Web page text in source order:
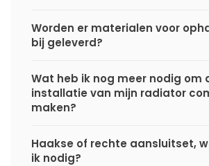
Worden er materialen voor
bij geleverd?
Wat heb ik nog meer nodig om
installatie van mijn radiator
maken?
Haakse of rechte aansluitset,
ik nodig?